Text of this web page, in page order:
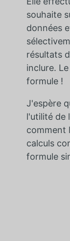
souhaite
données
résultats
inclure.
formule !
J'espère
l'utilité de
comment
calculs
formule